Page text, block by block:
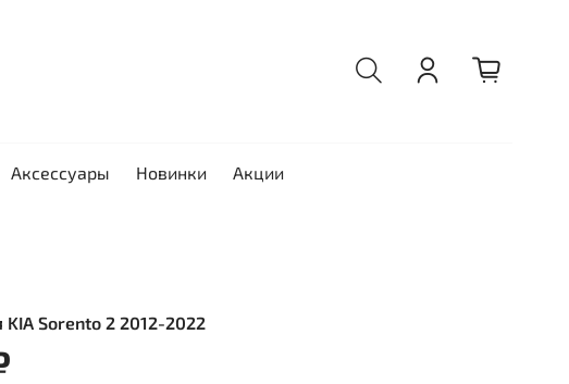
Аксессуары Новинки Акции
KIA Sorento 2 2012-2022